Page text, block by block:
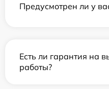
Предусмотрен ли у
Есть ли гарантия на
работы?